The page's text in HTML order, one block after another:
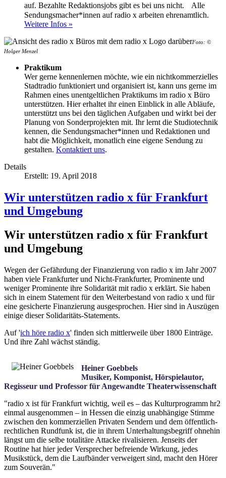
auf. Bezahlte Redaktionsjobs gibt es bei uns nicht. Alle
Sendungsmacher*innen auf radio x arbeiten ehrenamtlich.
Weitere Infos »
Foto: ©
Holger Menzel
Praktikum
Wer gerne kennenlernen möchte, wie ein nichtkommerzielles
Stadtradio funktioniert und organisiert ist, kann uns gerne im
Rahmen eines unentgeltlichen Praktikums im radio x Büro
unterstützen. Hier erhaltet ihr einen Einblick in alle Abläufe,
unterstützt uns bei den täglichen Aufgaben und wirkt bei der
Planung von Sonderprojekten mit. Ihr lernt die Studiotechnik
kennen, die Sendungsmacher*innen und Redaktionen und
habt die Möglichkeit, monatlich eine eigene Sendung zu
gestalten. Kontaktiert uns.
Details
Erstellt: 19. April 2018
Wir unterstützen radio x für Frankfurt
und Umgebung
Wir unterstützen radio x für Frankfurt
und Umgebung
Wegen der Gefährdung der Finanzierung von radio x im Jahr 2007
haben viele Frankfurter und Nicht-Frankfurter, Prominente und
weniger Prominente ihre Solidarität mit radio x erklärt. Sie haben
sich in einem Statement für den Weiterbestand von radio x und für
eine gesicherte Finanzierung ausgesprochen. Hier sind in Auszügen
einige dieser Solidaritäts-Statements.
Auf 'ich höre radio x' finden sich mittlerweile über 1800 Einträge.
Und ihre Zahl wächst ständig.
Heiner Goebbels
Musiker, Komponist, Hörspielautor,
Regisseur und Professor für Angewandte Theaterwissenschaft
"radio x ist für Frankfurt wichtig, weil es – das Kulturprogramm hr2
einmal ausgenommen – in Hessen die einzig unabhängige Stimme
zwischen den kommerziellen Privaten Sendern und dem öffentlich-
rechtlichen Rundfunk ist, die in ihrem Unterhaltungsbegriff ohnehin
längst um die selbe totalitäre Attacke rivalisieren. Jenseits der
Routine hat hier jeder Versprecher befreiende Wirkung, jedes
Musikstück, dem die Laufbänder verweigert sind, macht den Hörer
zum Souverän."